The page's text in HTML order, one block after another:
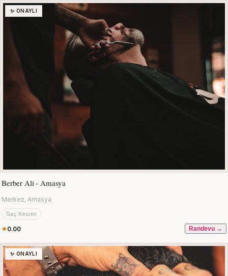
✨ ONAYLI
Berber Ali - Amasya
Merkez, Amasya
Saç Kesimi
0.00 Randevu →
✨ ONAYLI